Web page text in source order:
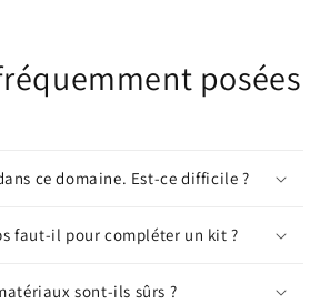
posées
ce domaine. Est-ce difficile ?
faut-il pour compléter un kit ?
sont-ils sûrs ?